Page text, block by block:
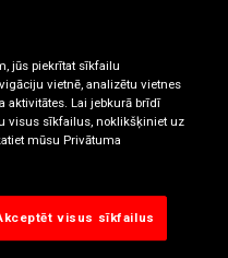
18:00
jūs piekrītat sīkfailu
vietnē, analizētu vietnes
Lai jebkurā brīdī
visus sīkfailus, noklikšķiniet uz
mūsu Privātuma
visus sīkfailus